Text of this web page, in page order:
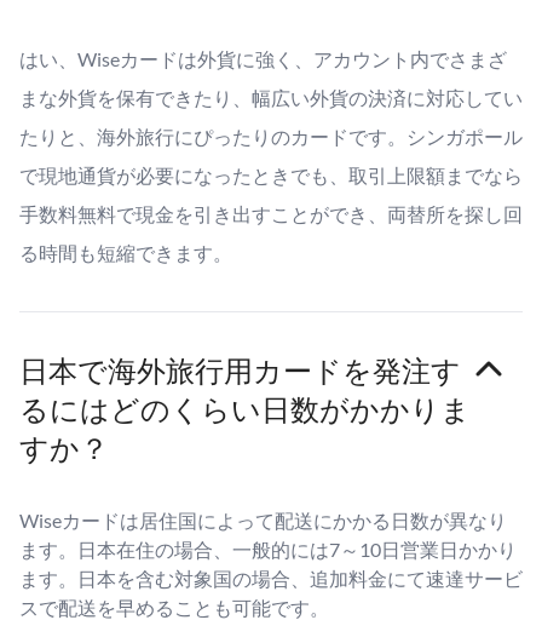
はい、Wiseカードは外貨に強く、アカウント内でさまざ
まな外貨を保有できたり、幅広い外貨の決済に対応してい
たりと、海外旅行にぴったりのカードです。シンガポール
で現地通貨が必要になったときでも、取引上限額までなら
手数料無料で現金を引き出すことができ、両替所を探し回
る時間も短縮できます。
日本で海外旅行用カードを発注す
るにはどのくらい日数がかかりま
すか？
Wiseカードは居住国によって配送にかかる日数が異なり
ます。日本在住の場合、一般的には7～10日営業日かかり
ます。日本を含む対象国の場合、追加料金にて速達サービ
スで配送を早めることも可能です。